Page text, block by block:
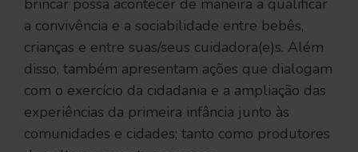
brincar possa acontecer de maneira a qualificar
a convivência e a sociabilidade entre bebês,
crianças e entre suas/seus cuidadora(e)s. Além
disso, também apresentam ações que dialogam
com o exercício da cidadania e a ampliação das
experiências da primeira infância junto às
comunidades e cidades; tanto como produtores